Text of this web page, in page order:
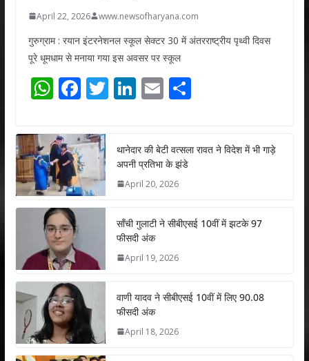
April 22, 2026 www.newsofharyana.com
गुरुग्राम : रयान इंटरनेशनल स्कूल सेक्टर 30 में अंतरराष्ट्रीय पृथ्वी दिवस
पूरे धूमधाम से मनाया गया इस अवसर पर स्कूल
W
at
s
A
p
p
F
e
b
o
o
T
er
Li
e
dI
E
l
S
e
थानेदार की बेटी वत्सला रावत ने विदेश में भी गाड़े
अपनी प्रतिभा के झंडे
April 20, 2026
साँची गुलाटी ने सीबीएसई 10वीं में झटके 97
फीसदी अंक
April 19, 2026
वाणी यादव ने सीबीएसई 10वीं में लिए 90.08
फीसदी अंक
April 18, 2026